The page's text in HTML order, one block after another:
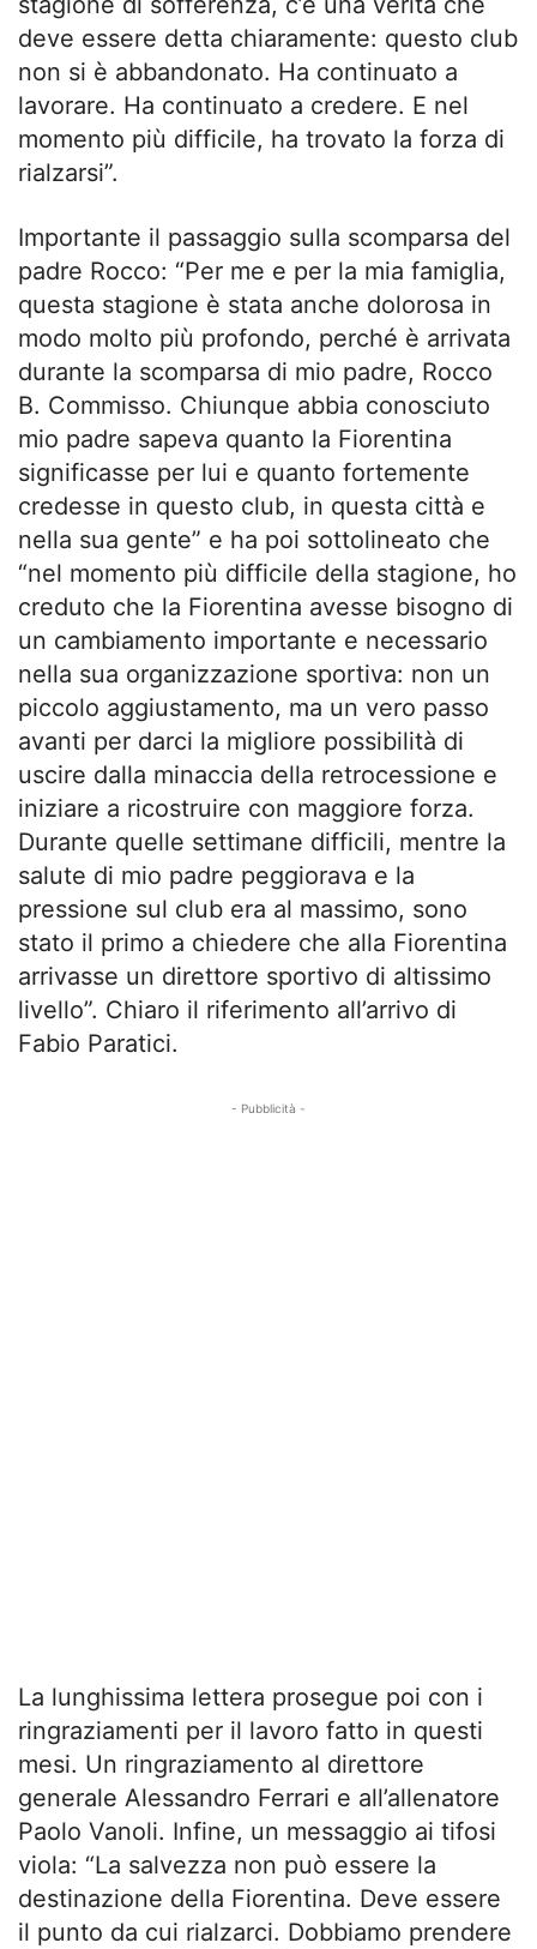
deve essere detta chiaramente: questo club
non si è abbandonato. Ha continuato a
lavorare. Ha continuato a credere. E nel
momento più difficile, ha trovato la forza di
rialzarsi”.
Importante il passaggio sulla scomparsa del
padre Rocco: “Per me e per la mia famiglia,
questa stagione è stata anche dolorosa in
modo molto più profondo, perché è arrivata
durante la scomparsa di mio padre, Rocco
B. Commisso. Chiunque abbia conosciuto
mio padre sapeva quanto la Fiorentina
significasse per lui e quanto fortemente
credesse in questo club, in questa città e
nella sua gente” e ha poi sottolineato che
“nel momento più difficile della stagione, ho
creduto che la Fiorentina avesse bisogno di
un cambiamento importante e necessario
nella sua organizzazione sportiva: non un
piccolo aggiustamento, ma un vero passo
avanti per darci la migliore possibilità di
uscire dalla minaccia della retrocessione e
iniziare a ricostruire con maggiore forza.
Durante quelle settimane difficili, mentre la
salute di mio padre peggiorava e la
pressione sul club era al massimo, sono
stato il primo a chiedere che alla Fiorentina
arrivasse un direttore sportivo di altissimo
livello”. Chiaro il riferimento all’arrivo di
Fabio Paratici.
- Pubblicità -
La lunghissima lettera prosegue poi con i
ringraziamenti per il lavoro fatto in questi
mesi. Un ringraziamento al direttore
generale Alessandro Ferrari e all’allenatore
Paolo Vanoli. Infine, un messaggio ai tifosi
viola: “La salvezza non può essere la
destinazione della Fiorentina. Deve essere
il punto da cui rialzarci. Dobbiamo prendere